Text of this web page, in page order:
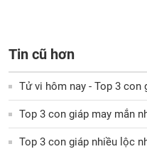
Tin cũ hơn
Tử vi hôm nay - Top 3 con
Top 3 con giáp may mắn
Top 3 con giáp nhiều lộc